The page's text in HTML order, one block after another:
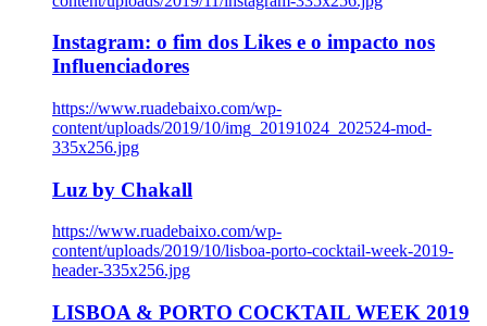
Instagram: o fim dos Likes e o impacto nos
Influenciadores
https://www.ruadebaixo.com/wp-
content/uploads/2019/10/img_20191024_202524-mod-
335x256.jpg
Luz by Chakall
https://www.ruadebaixo.com/wp-
content/uploads/2019/10/lisboa-porto-cocktail-week-2019-
header-335x256.jpg
LISBOA & PORTO COCKTAIL WEEK 2019